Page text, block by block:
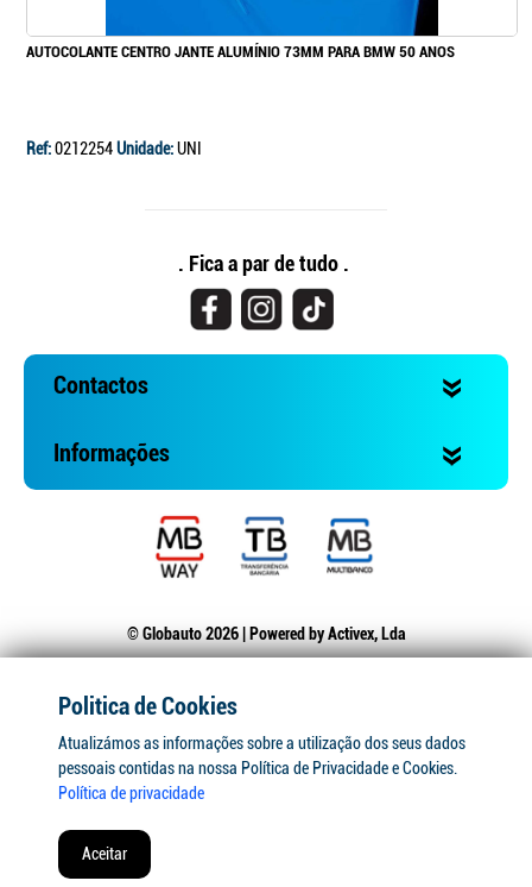
AUTOCOLANTE CENTRO JANTE ALUMÍNIO 73MM PARA BMW 50 ANOS
Ref:0212254Unidade:UNI
. Fica a par de tudo .
Contactos
Informações
© Globauto 2026 | Powered byActivex, Lda
Politica de Cookies
Atualizámos as informações sobre a utilização dos seus dados
pessoais contidas na nossa Política de Privacidade e Cookies.
Política de privacidade
Aceitar